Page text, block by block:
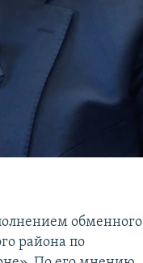
обменного
района по